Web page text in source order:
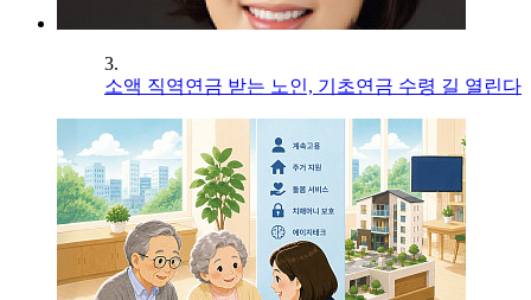
3.
소액 직역연금 받는 노인, 기초연금 수령 길 열린다